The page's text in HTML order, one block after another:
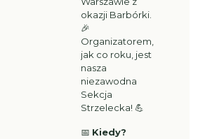
okazji Barbórki.
🎉
Organizatorem,
jak co roku, jest
nasza
niezawodna
Sekcja
Strzelecka! 💪
📅 Kiedy?